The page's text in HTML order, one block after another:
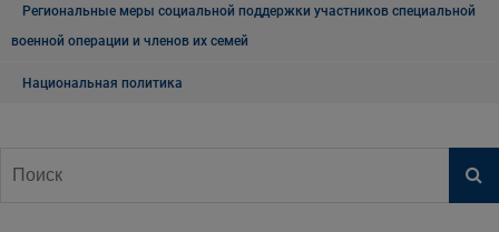
Региональные меры социальной поддержки участников специальной
военной операции и членов их семей
Национальная политика